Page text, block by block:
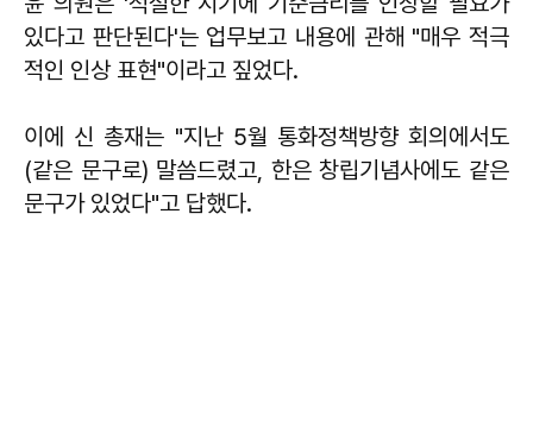
있다고 판단된다'는 업무보고 내용에 관해 "매우 적극
적인 인상 표현"이라고 짚었다.
이에 신 총재는 "지난 5월 통화정책방향 회의에서도
(같은 문구로) 말씀드렸고, 한은 창립기념사에도 같은
문구가 있었다"고 답했다.